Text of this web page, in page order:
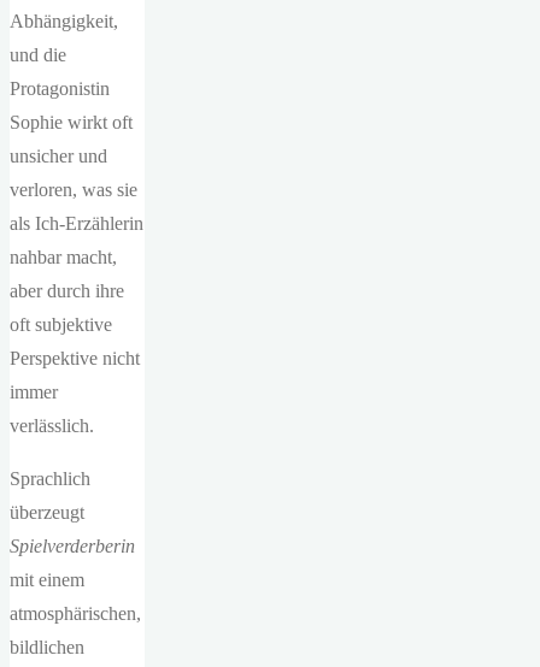
Abhängigkeit,
und die
Protagonistin
Sophie wirkt oft
unsicher und
verloren, was sie
als Ich-Erzählerin
nahbar macht,
aber durch ihre
oft subjektive
Perspektive nicht
immer
verlässlich.
Sprachlich
überzeugt
Spielverderberin
mit einem
atmosphärischen,
bildlichen